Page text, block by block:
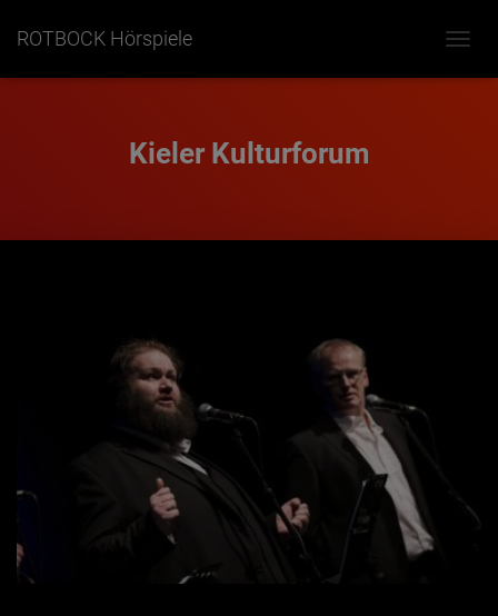
ROTBOCK Hörspiele
Kieler Kulturforum